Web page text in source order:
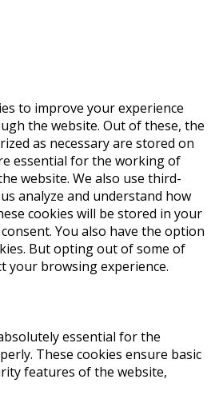
to improve your experience
the website. Out of these, the
as necessary are stored on
essential for the working of
website. We also use third-
analyze and understand how
cookies will be stored in your
You also have the option
But opting out of some of
your browsing experience.
essential for the
These cookies ensure basic
features of the website,